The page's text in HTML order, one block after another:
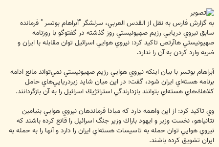
به گزارش فارس به نقل از القدس العربي، سرلشگر "آبراهام بوتسر " فرمانده
سابق نيروي دريايي رژيم صهيونيستي روز گذشته در گفت‎وگو با روزنامه
صهيونيستي هاآرتص تاكيد كرد: نيروي هوايي اسرائيل توان مقابله با ايران و
ضربه وارد كردن به آن را ندارد.
آبراهام بوتسر با بيان اين‎كه نيروي هوايي رژيم صهيونيستي نمي‌تواند مانع ادامه
برنامه هسته‌اي ايران شود، گفت: در اين ميان شايد زيردريايي‌هاي حامل
كلاهك‌هاي هسته‌اي بتوانند بازدارندگي استراتژيك اسرائيل را به آن بازگردانند.
وي تاكيد كرد: از اين واهمه دارد كه مبادا فرماندهان نيروي هوايي بنيامين
نتانياهو،‌ نخست وزير و ايهود باراك وزير جنگ اسرائيل را قانع كرده باشند كه
نيروي هوايي توان حمله به تاسيسات هسته‌اي ايران را دارد و آنها را به حمله به
ايران تشويق كرده باشند.